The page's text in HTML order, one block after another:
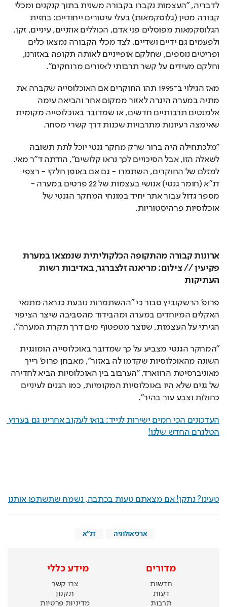
לדבריה, "העצמות נקברו בקבורה משנית בתוך קנקנים ומכלי
קבורה מטין (גלוסקמאות) בעלי עיטורים ייחודיים: בחזית
הגלוסקמאות מפוסלים פני אדם, הכוללים אוזניים, עיניים, זקן,
ולפעמים גם ידיים ושדיים. לצד מכלי הקבורה נמצאו כלים
ופריטים נוספים, שחלקם אופייניים לאותה תקופה באזורנו,
וחלקם מעידים על קשר תרבותי לאזורים מרוחקים".
מאז הגילוי ב־1995 תהו החוקרים אם האוכלוסייה שקברה את
מתיה במערה היגרה לאזור ממקום אחר והביאה עימה
אלמנטים תרבותיים חדשים, או שמדובר באוכלוסייה מקומית
שאימצה רעיונות מתרבויות שכנות דרך קשרי מסחר.
"מלכתחילה היה ברור שרק מחקר גנטי יוכל לתת תשובה
לשאלה הזו, אבל הסיכויים לכך נראו קלושים", הודתה ד"ר מאי.
למזלם של החוקרים, השתמרו - גם אם באופן חלקי - רצפי
דנ"א (חומר גנטי) אנושי בעצמות של 22 פרטים במערה -
מספר גדול עבור אתר יחיד במונחי המחקר הגנטי של
אוכלוסיות פרהיסטוריות.
ארונות קבורה מהתקופה הכלקוליתית שנמצאו במערת
פקיעין // צילום: מריאנה זלצברגר, באדיבות רשות
העתיקות
פרופ' הרשקוביץ סבור כי "ההשתמרות נובעת כנראה מתנאי
האקלים המיוחדים במערה ומהבידוד מהסביבה שיצר הציפוי
הגירני על העצמות, שנוצר מטפטוף מים דרך תקרת המערה".
"המחקר הגנטי מצביע על כך שמדובר באוכלוסייה הומוגנית
השונה מהאוכלוסיות שקדמו לה באזור", מאבחן פרופ' רייך
מאוניברסיטת הרווארד, "הערבוב בין האוכלוסיות הביא לחדירה
של גנים שלא היו באוכלוסיות המקומיות, כמו הגנים לעיניים
כחולות וצבע עור בהיר".
העדכונים הכי חמים ישירות לנייד: בואו לעקוב אחרינו גם בערוץ
הטלגרם החדש שלנו!
טעינו? נתקן! אם מצאתם טעות בכתבה, נשמח שתשתפו אותנו
ארכיאולוגיה דנ''א
מדורים
חדשות
דעות
תרבות
מידע כללי
צרו קשר
תקנון
מדיניות פרטיות